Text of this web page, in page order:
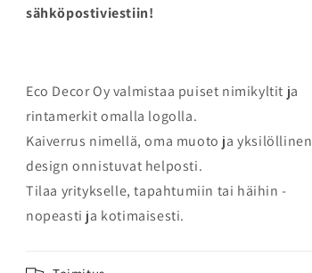
sähköpostiviestiin!
Eco Decor Oy valmistaa puiset nimikyltit ja
rintamerkit omalla logolla.
Kaiverrus nimellä, oma muoto ja yksilöllinen
design onnistuvat helposti.
Tilaa yritykselle, tapahtumiin tai häihin -
nopeasti ja kotimaisesti.